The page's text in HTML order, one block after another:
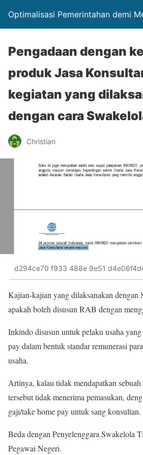
Optimalisasi Pemerintahan demi
Pengadaan dengan
produk Jasa
kegiatan yang
dengan cara
Christian
d294ce70 f933 488e 9e51
Kajian-kajian yang dilaksanakan dengan
apakah boleh disusun RAB dengan
Inkindo disusun untuk pelaku usaha
pay dalam bentuk standar remunerasi
usaha.
Artinya, kalau tidak mendapatkan
tersebut tidak menerima pemasukan,
gaji/take home pay untuk sang konsultan.
Beda dengan Penyelenggara Swakelola
Pegawai Negeri.